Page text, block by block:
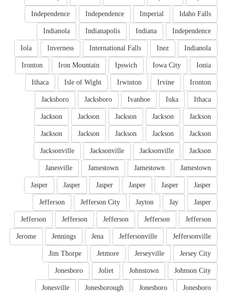
Idaho Falls
Imperial
Independence
Independence
Independence
Indiana
Indianapolis
Indianola
Indianola
Inez
International Falls
Inverness
Iola
Ionia
Iowa City
Ipswich
Iron Mountain
Ironton
Ironton
Irvine
Irwinton
Isle of Wight
Ithaca
Ithaca
Iuka
Ivanhoe
Jacksboro
Jacksboro
Jackson
Jackson
Jackson
Jackson
Jackson
Jackson
Jackson
Jackson
Jackson
Jackson
Jackson
Jacksonville
Jacksonville
Jacksonville
Jamestown
Jamestown
Jamestown
Janesville
Jasper
Jasper
Jasper
Jasper
Jasper
Jasper
Jasper
Jay
Jayton
Jefferson City
Jefferson
Jefferson
Jefferson
Jefferson
Jefferson
Jefferson
Jeffersonville
Jeffersonville
Jena
Jennings
Jerome
Jersey City
Jerseyville
Jetmore
Jim Thorpe
Johnson City
Johnstown
Joliet
Jonesboro
Jonesboro
Jonesboro
Jonesborough
Jonesville